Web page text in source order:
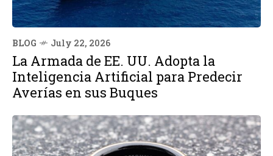
BLOG July 22, 2026
La Armada de EE. UU. Adopta la
Inteligencia Artificial para Predecir
Averías en sus Buques